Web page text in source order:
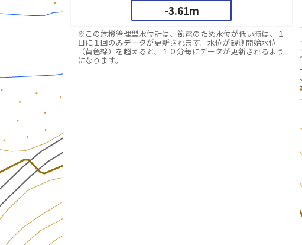
-3.61m
※この危機管理型水位計は、節電のため水位が低い時は、１
日に１回のみデータが更新されます。水位が観測開始水位
（黄色線）を超えると、１０分毎にデータが更新されるよう
になります。